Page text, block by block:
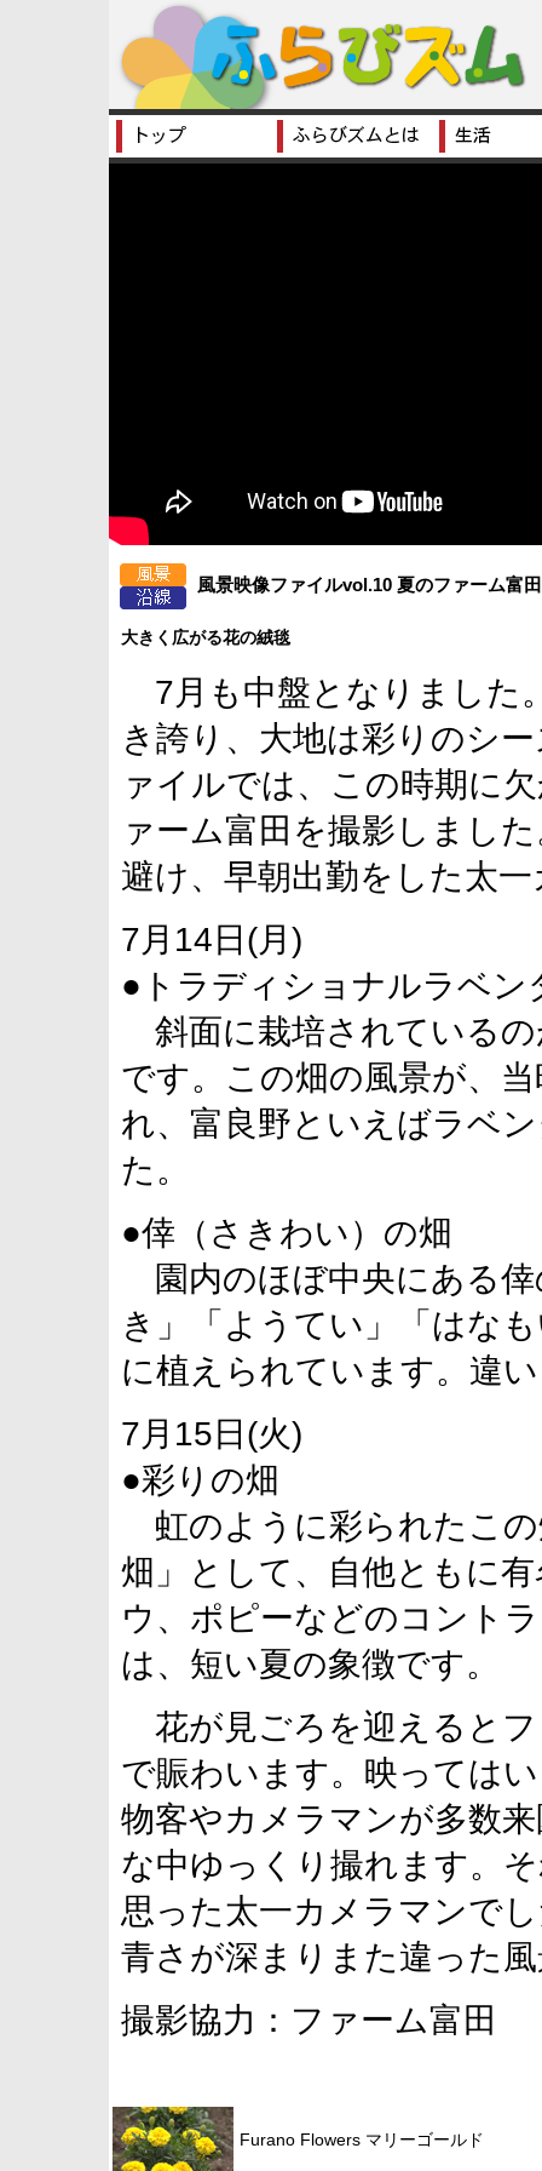
風景映像ファイルvol.10 夏のファーム富田
大きく広がる花の絨毯
7月も中盤となりました
き誇り、大地は彩りのシ
ァイルでは、この時期に
ァーム富田を撮影しまし
避け、早朝出勤をした太
7月14日(月)
●トラディショナルラベ
斜面に栽培されている
です。この畑の風景が、
れ、富良野といえばラベ
た。
●倖（さきわい）の畑
園内のほぼ中央にある倖
き」「ようてい」「はな
に植えられています。違
7月15日(火)
●彩りの畑
虹のように彩られたこ
畑」として、自他ともに
ウ、ポピーなどのコント
は、短い夏の象徴です。
花が見ごろを迎えるとフ
で賑わいます。映っては
物客やカメラマンが多数
な中ゆっくり撮れます。
思った太一カメラマンで
青さが深まりまた違った
撮影協力：ファーム富田
Furano Flowers マリーゴールド